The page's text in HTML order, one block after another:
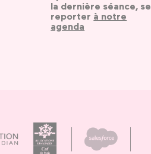
la dernière séance, se
reporter à notre
agenda